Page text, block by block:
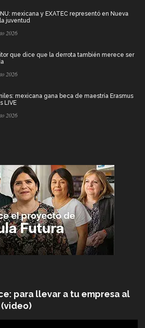
mexicana y EXATEC representó en Nueva
juventud
2026
que dice que la derrota también merece ser
2026
mexicana gana beca de maestría Erasmus
LIVE
2026
para llevar a tu empresa al